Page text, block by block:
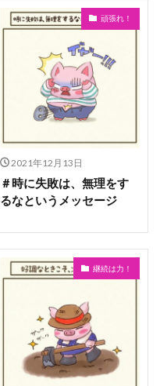
頑張れ！
2021年12月13日
＃時に失敗は、無理をす
るなというメッセージ
継続は力！